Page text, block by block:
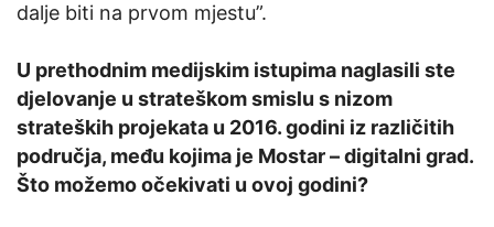
dalje biti na prvom mjestu”.
U prethodnim medijskim istupima naglasili ste
djelovanje u strateškom smislu s nizom
strateških projekata u 2016. godini iz različitih
područja, među kojima je Mostar – digitalni grad.
Što možemo očekivati u ovoj godini?